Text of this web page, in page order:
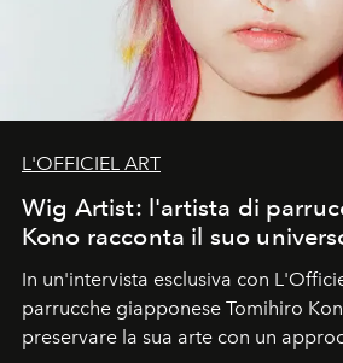
L'OFFICIEL ART
Wig Artist: l'artista di
Kono racconta il suo
In un'intervista esclusiva con
parrucche giapponese Tomihiro
preservare la sua arte con un